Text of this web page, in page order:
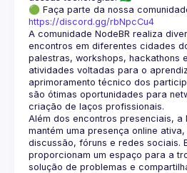
🟢 Faça parte da nossa
https://discord.gg/rbNpcCu4
A comunidade NodeBR realiza
encontros em diferentes cidades
palestras, workshops, hackathons
atividades voltadas para o
aprimoramento técnico dos
são ótimas oportunidades para
Além dos encontros presenciais, a
mantém uma presença online
discussão, fóruns e redes sociais.
proporcionam um espaço para a
solução de problemas e